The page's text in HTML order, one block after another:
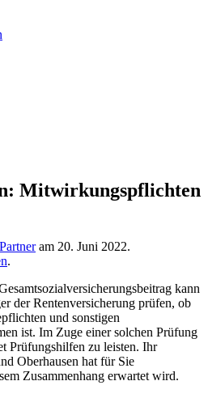
Mitwirkungspflichten
am 20. Juni 2022.
.
kann
der Rentenversicherung prüfen, ob
und sonstigen
ist. Im Zuge einer solchen Prüfung
Prüfungshilfen zu leisten. Ihr
Oberhausen hat für Sie
Zusammenhang erwartet wird.